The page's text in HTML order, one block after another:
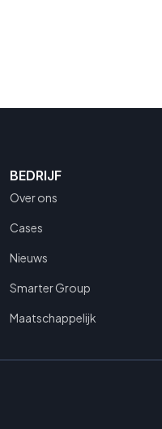
BEDRIJF
Over ons
Cases
Nieuws
Smarter Group
Maatschappelijk